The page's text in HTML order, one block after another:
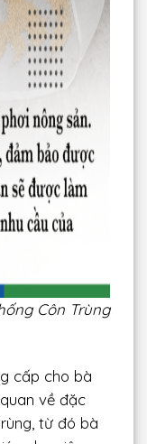
Côn Trùng
cấp cho bà
về đặc
từ đó bà